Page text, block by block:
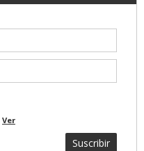
Ver
Suscribir